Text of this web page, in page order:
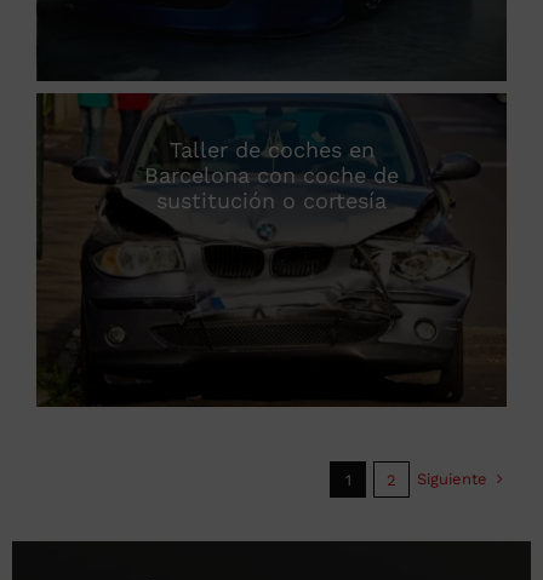
Taller de coches en
Barcelona con coche de
sustitución o cortesía
1 2 Siguiente